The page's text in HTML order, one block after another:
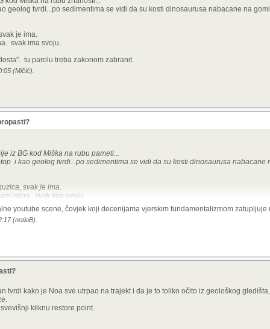
geolog tvrdi...po sedimentima se vidi da su kosti dinosaurusa nabacane na
je ima.
svak ima svoju.
tu parolu treba zakonom zabranit.
(Mičić).
iz BG kod Miška na rubu pameti...
i kao geolog tvrdi...po sedimentima se vidi da su kosti dinosaurusa nabacane
svak je ima.
istina. svak ima svoju.
dosta". tu parolu treba zakonom zabranit.
youtube scene, čovjek koji decenijama vjerskim fundamentalizmom zatupljuje
(notloB).
tvrdi kako je Noa sve utrpao na trajekt i da je to toliko očito iz geološkog
kliknu restore point.